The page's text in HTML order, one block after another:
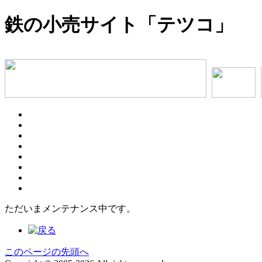
鉄の小売サイト「テツコ」
ただいまメンテナンス中です。
このページの先頭へ